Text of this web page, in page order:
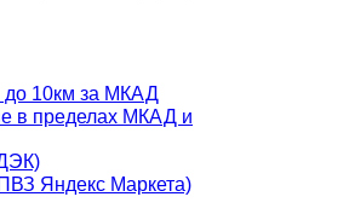
до 10км за МКАД
в пределах МКАД и
Яндекс Маркета)